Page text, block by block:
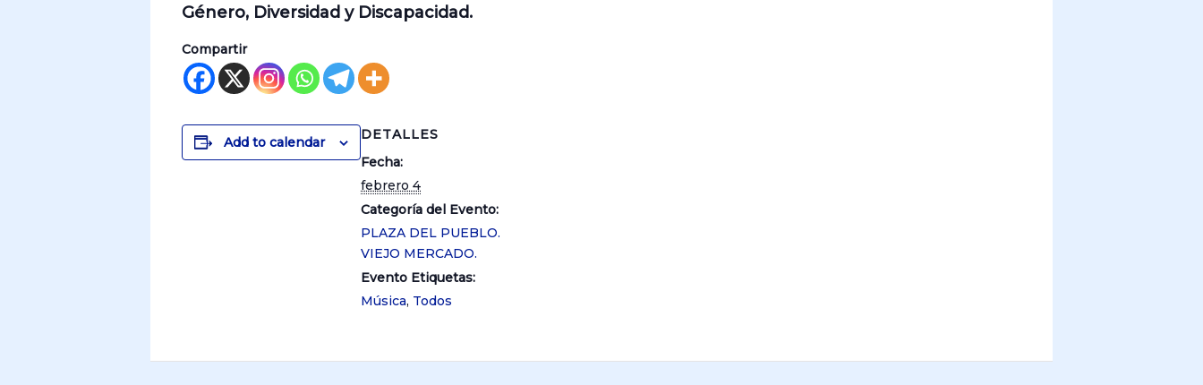
Género, Diversidad y Discapacidad.
Compartir
Add to calendar
DETALLES
Fecha:
febrero 4
Categoría del Evento:
PLAZA DEL PUEBLO.
VIEJO MERCADO.
Evento Etiquetas:
Música, Todos